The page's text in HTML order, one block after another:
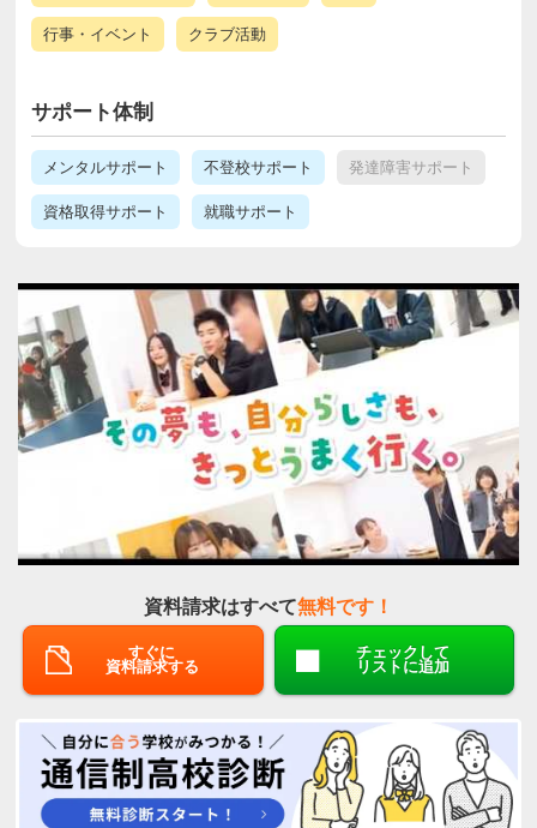
行事・イベント クラブ活動
サポート体制
メンタルサポート 不登校サポート 発達障害サポート
資格取得サポート 就職サポート
資料請求はすべて無料です！
すぐに
資料請求する
チェックして
リストに追加